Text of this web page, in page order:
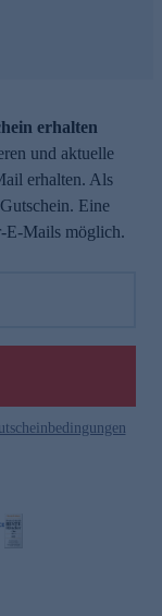
erhalten
und aktuelle
erhalten. Als
Eine
E-Mails möglich.